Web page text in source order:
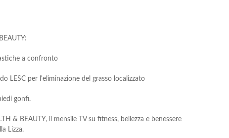
a confronto
LESC per l'eliminazione del grasso localizzato
gonfi.
& BEAUTY, il mensile TV su fitness, bellezza e benessere
Lizza.